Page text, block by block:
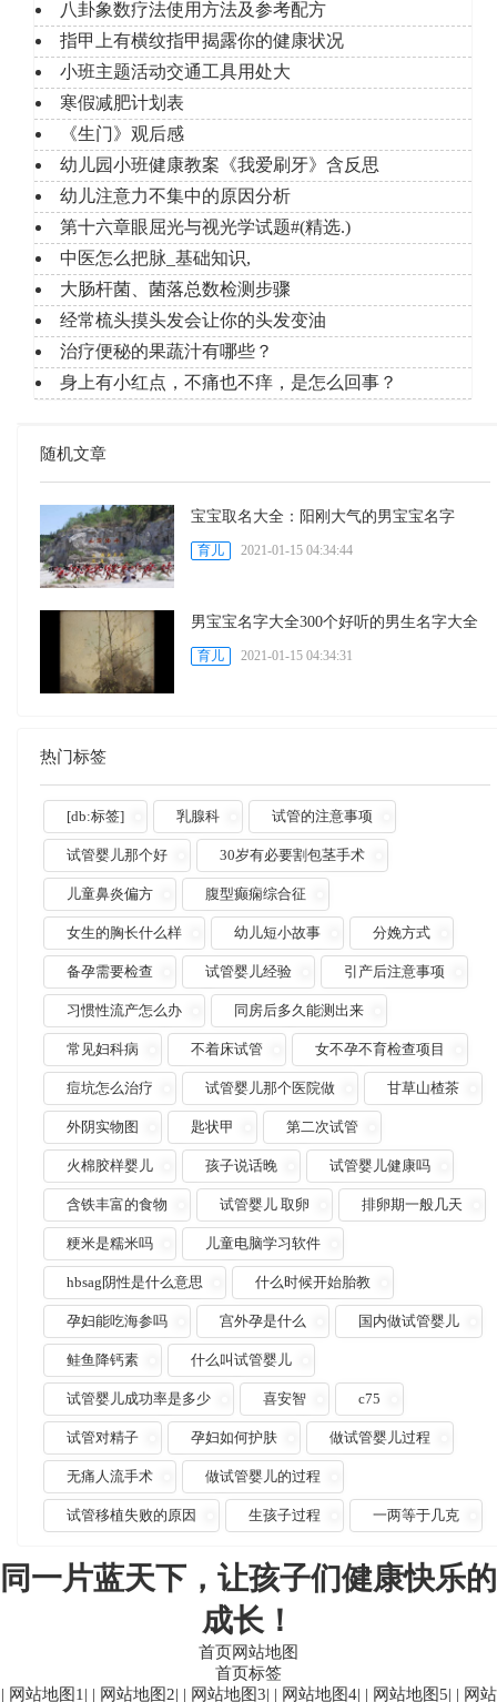
八卦象数疗法使用方法及参考配方
指甲上有横纹指甲揭露你的健康状况
小班主题活动交通工具用处大
寒假减肥计划表
《生门》观后感
幼儿园小班健康教案《我爱刷牙》含反思
幼儿注意力不集中的原因分析
第十六章眼屈光与视光学试题#(精选.)
中医怎么把脉_基础知识,
大肠杆菌、菌落总数检测步骤
经常梳头摸头发会让你的头发变油
治疗便秘的果蔬汁有哪些？
身上有小红点，不痛也不痒，是怎么回事？
随机文章
宝宝取名大全：阳刚大气的男宝宝名字
育儿 2021-01-15 04:34:44
男宝宝名字大全300个好听的男生名字大全
育儿 2021-01-15 04:34:31
热门标签
[db:标签] 乳腺科 试管的注意事项
试管婴儿那个好 30岁有必要割包茎手术
儿童鼻炎偏方 腹型癫痫综合征
女生的胸长什么样 幼儿短小故事 分娩方式
备孕需要检查 试管婴儿经验 引产后注意事项
习惯性流产怎么办 同房后多久能测出来
常见妇科病 不着床试管 女不孕不育检查项目
痘坑怎么治疗 试管婴儿那个医院做 甘草山楂茶
外阴实物图 匙状甲 第二次试管
火棉胶样婴儿 孩子说话晚 试管婴儿健康吗
含铁丰富的食物 试管婴儿 取卵 排卵期一般几天
粳米是糯米吗 儿童电脑学习软件
hbsag阴性是什么意思 什么时候开始胎教
孕妇能吃海参吗 宫外孕是什么 国内做试管婴儿
鲑鱼降钙素 什么叫试管婴儿
试管婴儿成功率是多少 喜安智 c75
试管对精子 孕妇如何护肤 做试管婴儿过程
无痛人流手术 做试管婴儿的过程
试管移植失败的原因 生孩子过程 一两等于几克
同一片蓝天下，让孩子们健康快乐的
成长！
首页网站地图
首页标签
| 网站地图1 | | 网站地图2| | 网站地图3| | 网站地图4| | 网站地图5| | 网站